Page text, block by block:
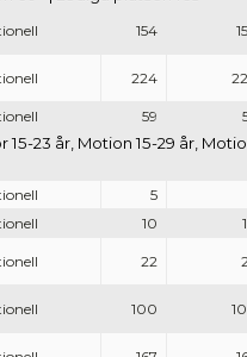
154
224
59
15-23 år, Motion 15-29 år,
5
10
22
100